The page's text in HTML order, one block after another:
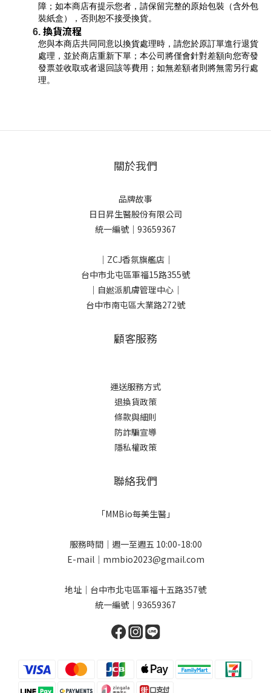
障；如本商店有提示您者，請保留完整的原始包裝（含外包
裝紙盒），否則恕不接受換貨。
換貨流程
您與本商店共同同意以換貨處理時，請您於原訂單進行退貨
處理，並於商店重新下單；本公司將僅會針對差額向您寄發
發票並收取或者退回該等費用；如無差額者則將無需另行處
理。
關於我們
品牌故事
日日昇生醫股份有限公司
統一編號｜93659367
｜ZCJ香氛旗艦店｜
台中市北屯區軍福15路355號
｜自㜣派肌膚管理中心｜
台中市南屯區大業路272號
顧客服務
運送服務方式
退換貨政策
條款與細則
防詐騙宣導
隱私權政策
聯絡我們
「MMBio每美生醫」
服務時間｜週一至週五 10:00-18:00
E-mail｜mmbio2023@gmail.com
地址｜台中市北屯區軍福十五路357號
統一編號｜93659367